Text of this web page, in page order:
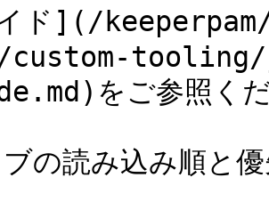
イド](/
custom-
をご参照く
の読み込み順と